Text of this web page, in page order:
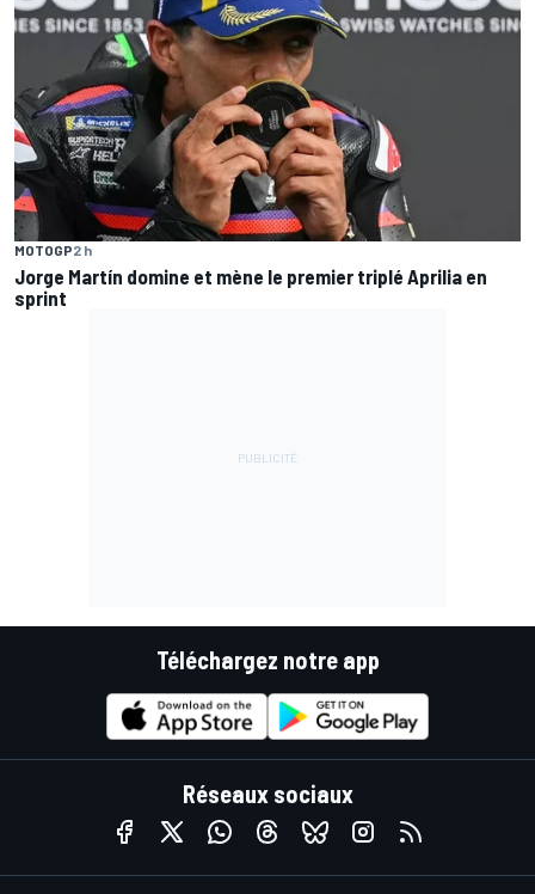
MOTOGP2 h
Jorge Martín domine et mène le premier triplé Aprilia en
sprint
Téléchargez notre app
Réseaux sociaux